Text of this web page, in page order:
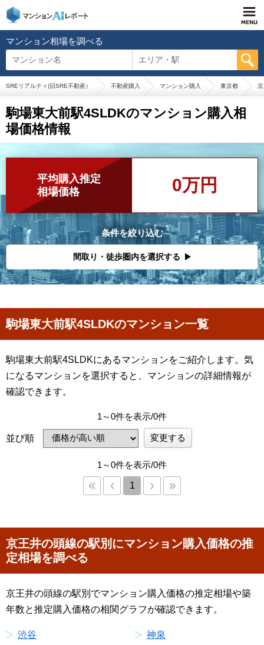
マンション相場を調べる
マンション名 エリア・駅
SREリアルティ(旧SRE不動産） 不動産購入 マンション購入 東京都
駒場東大前駅4SLDKのマンション購入相
場価格情報
平均購入推定
相場価格
0万円
条件を絞り込む
間取り・徒歩圏内を選択する
駒場東大前駅4SLDKのマンション一覧
駒場東大前駅4SLDKにあるマンションをご紹介します。気
になるマンションを選択すると、マンションの詳細情報が
確認できます。
1～0件を表示/0件
並び順 変更する
1～0件を表示/0件
1
京王井の頭線の駅別にマンション購入価格の推
定相場を調べる
京王井の頭線の駅別でマンション購入価格の推定相場や築
年数と推定購入価格の相関グラフが確認できます。
渋谷 神泉